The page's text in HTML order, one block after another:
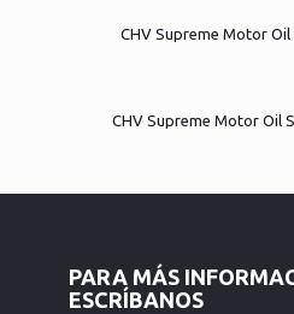
CHV Supreme Motor Oil
CHV Supreme Motor Oil
PARA MÁS
ESCRÍBANOS